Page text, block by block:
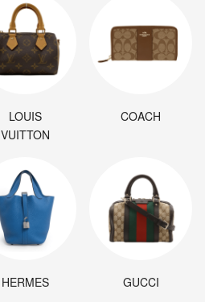
LOUIS
VUITTON
COACH
HERMES GUCCI